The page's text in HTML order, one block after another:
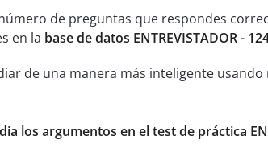
de preguntas que respondes
en la base de datos ENTREVISTADOR -
de una manera más inteligente
los argumentos en el test de práctica